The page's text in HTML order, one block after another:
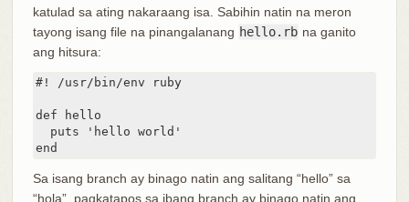
katulad sa ating nakaraang isa. Sabihin natin na meron
tayong isang file na pinangalanang hello.rb na ganito
ang hitsura:
#! /usr/bin/env ruby
def hello
  puts 'hello world'
end
Sa isang branch ay binago natin ang salitang “hello” sa
“hola”, pagkatapos sa ibang branch ay binago natin ang